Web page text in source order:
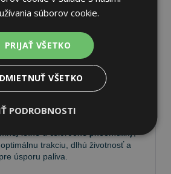
nájdete široký výber
typy vozidiel a jazdných
značky, akoContinental ,Barum
aNokian.
letné a celoročné pneumatiky
trakciu, dlhú životnosť a
úsporu paliva.
súborov cookie.
PRIJAŤ VŠETKO
VŠETKO
PODROBNOSTI